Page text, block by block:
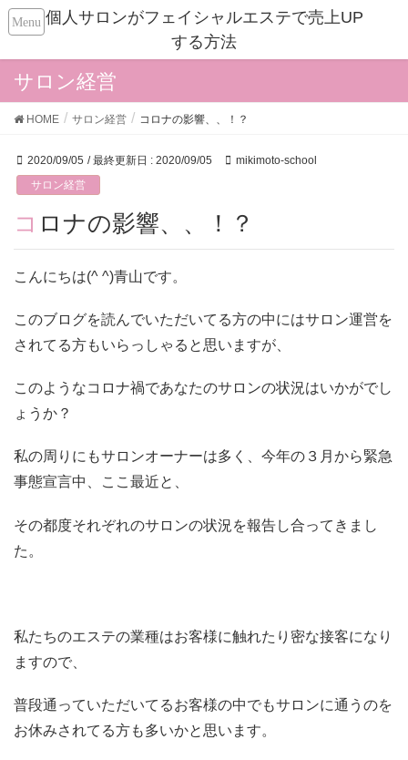
個人サロンがフェイシャルエステで売上UP
する方法
サロン経営
HOME サロン経営 コロナの影響、、！？
2020/09/05 / 最終更新日 : 2020/09/05
mikimoto-school
サロン経営
コロナの影響、、！？
こんにちは(^ ^)青山です。
このブログを読んでいただいてる方の中にはサロン運営を
されてる方もいらっしゃると思いますが、
このようなコロナ禍であなたのサロンの状況はいかがでし
ょうか？
私の周りにもサロンオーナーは多く、今年の３月から緊急
事態宣言中、ここ最近と、
その都度それぞれのサロンの状況を報告し合ってきまし
た。
私たちのエステの業種はお客様に触れたり密な接客になり
ますので、
普段通っていただいてるお客様の中でもサロンに通うのを
お休みされてる方も多いかと思います。